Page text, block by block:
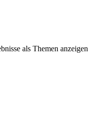
als Themen anzeigen